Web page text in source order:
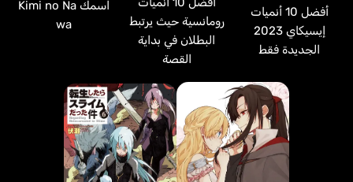
أفضل 10 أنميات
إيسيكاي 2023
الجديدة فقط
رومانسية حيث يرتبط
البطلان في بداية
القصة
اسمك Kimi no Na
wa